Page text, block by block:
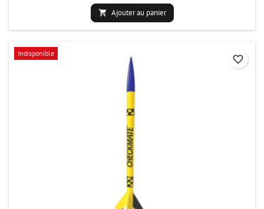
 Ajouter au panier
Indisponible
favorite_border